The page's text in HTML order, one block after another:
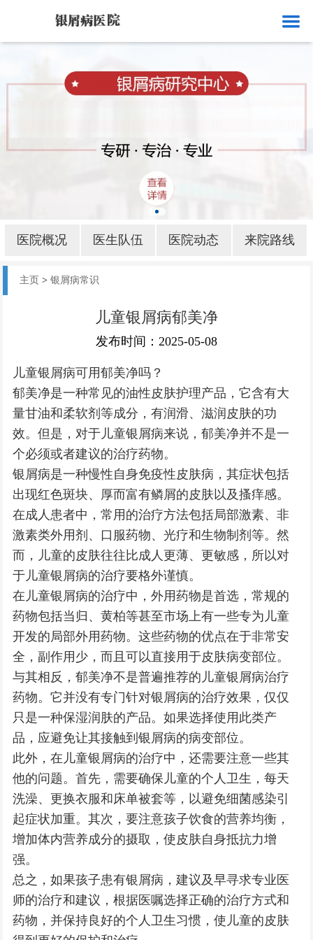
医院概况
银屑病护理
医院概况 医生队伍 医院动态 来院路线
主页 >银屑病常识
儿童银屑病郁美净
发布时间：2025-05-08
儿童银屑病可用郁美净吗？
郁美净是一种常见的油性皮肤护理产品，它含有大
量甘油和柔软剂等成分，有润滑、滋润皮肤的功
效。但是，对于儿童银屑病来说，郁美净并不是一
个必须或者建议的治疗药物。
银屑病是一种慢性自身免疫性皮肤病，其症状包括
出现红色斑块、厚而富有鳞屑的皮肤以及搔痒感。
在成人患者中，常用的治疗方法包括局部激素、非
激素类外用剂、口服药物、光疗和生物制剂等。然
而，儿童的皮肤往往比成人更薄、更敏感，所以对
于儿童银屑病的治疗要格外谨慎。
在儿童银屑病的治疗中，外用药物是首选，常规的
药物包括当归、黄柏等甚至市场上有一些专为儿童
开发的局部外用药物。这些药物的优点在于非常安
全，副作用少，而且可以直接用于皮肤病变部位。
与其相反，郁美净不是普遍推荐的儿童银屑病治疗
药物。它并没有专门针对银屑病的治疗效果，仅仅
只是一种保湿润肤的产品。如果选择使用此类产
品，应避免让其接触到银屑病的病变部位。
此外，在儿童银屑病的治疗中，还需要注意一些其
他的问题。首先，需要确保儿童的个人卫生，每天
洗澡、更换衣服和床单被套等，以避免细菌感染引
起症状加重。其次，要注意孩子饮食的营养均衡，
增加体内营养成分的摄取，使皮肤自身抵抗力增
强。
总之，如果孩子患有银屑病，建议及早寻求专业医
师的治疗和建议，根据医嘱选择正确的治疗方式和
药物，并保持良好的个人卫生习惯，使儿童的皮肤